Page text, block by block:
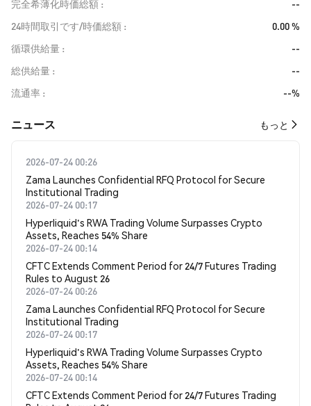
完全希薄化時価総額
--
24時間取引です/時価総額
0.00 %
循環供給量
--
総供給量
--
流通率
--%
​​ニュース​​ もっと
2026-07-24 00:26
Zama Launches Confidential RFQ Protocol for Secure
Institutional Trading
2026-07-24 00:17
Hyperliquid's RWA Trading Volume Surpasses Crypto
Assets, Reaches 54% Share
2026-07-24 00:14
CFTC Extends Comment Period for 24/7 Futures Trading
Rules to August 26
2026-07-24 00:26
Zama Launches Confidential RFQ Protocol for Secure
Institutional Trading
2026-07-24 00:17
Hyperliquid's RWA Trading Volume Surpasses Crypto
Assets, Reaches 54% Share
2026-07-24 00:14
CFTC Extends Comment Period for 24/7 Futures Trading